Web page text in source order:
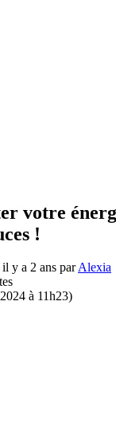
votre
!
y a 2 ans parAlexia
à 11h23)